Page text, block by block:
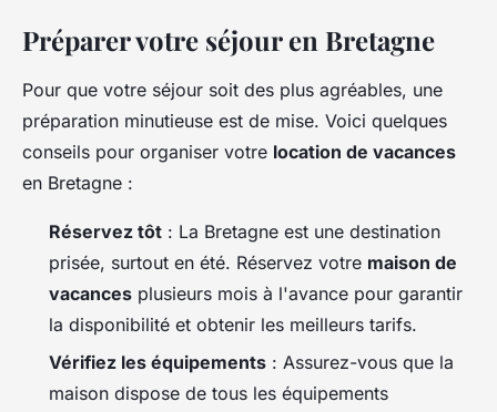
Préparer votre séjour en Bretagne
Pour que votre séjour soit des plus agréables, une
préparation minutieuse est de mise. Voici quelques
conseils pour organiser votre location de vacances
en Bretagne :
Réservez tôt : La Bretagne est une destination
prisée, surtout en été. Réservez votre maison de
vacances plusieurs mois à l'avance pour garantir
la disponibilité et obtenir les meilleurs tarifs.
Vérifiez les équipements : Assurez-vous que la
maison dispose de tous les équipements